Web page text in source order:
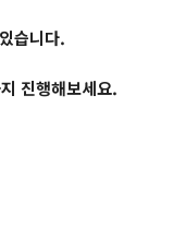
습니다.
진행해보세요.